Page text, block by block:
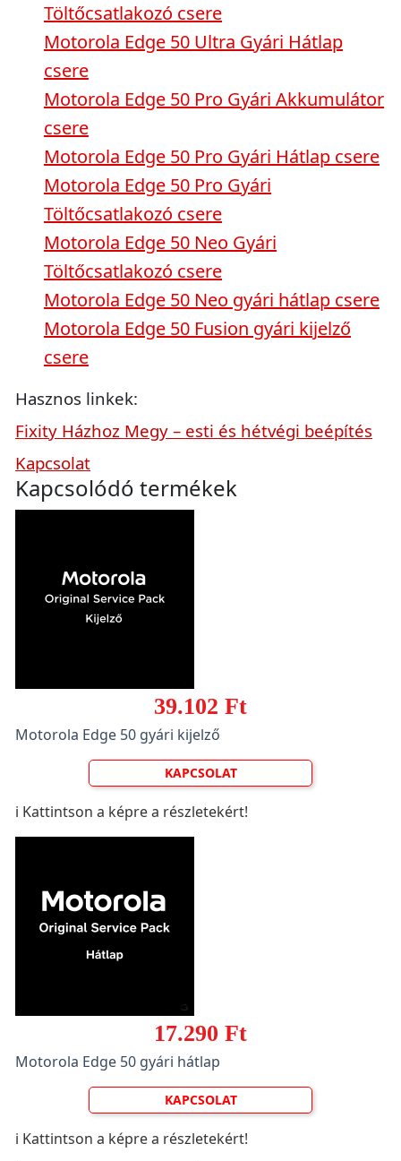
Töltőcsatlakozó csere
Motorola Edge 50 Ultra Gyári Hátlap
csere
Motorola Edge 50 Pro Gyári Akkumulátor
csere
Motorola Edge 50 Pro Gyári Hátlap csere
Motorola Edge 50 Pro Gyári
Töltőcsatlakozó csere
Motorola Edge 50 Neo Gyári
Töltőcsatlakozó csere
Motorola Edge 50 Neo gyári hátlap csere
Motorola Edge 50 Fusion gyári kijelző
csere
Hasznos linkek:
Fixity Házhoz Megy – esti és hétvégi beépítés
Kapcsolat
Kapcsolódó termékek
39.102 Ft
Motorola Edge 50 gyári kijelző
KAPCSOLAT
ℹ️ Kattintson a képre a részletekért!
17.290 Ft
Motorola Edge 50 gyári hátlap
KAPCSOLAT
ℹ️ Kattintson a képre a részletekért!